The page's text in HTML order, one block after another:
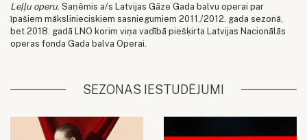
Leļļu operu. Saņēmis a/s Latvijas Gāze Gada balvu operai par
īpašiem mākslinieciskiem sasniegumiem 2011./2012. gada sezonā,
bet 2018. gadā LNO korim viņa vadībā piešķirta Latvijas Nacionālās
operas fonda Gada balva Operai.
SEZONAS IESTUDĒJUMI